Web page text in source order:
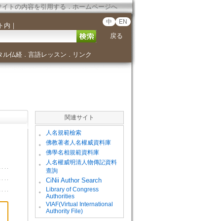
イトの内容を引用する．ホームページへ
内 ｜ 中 EN
戻る
ル仏経． 言語レッスン ． リンク
関連サイト
。 人名規範檢索
。 佛教著者人名權威資料庫
。 佛學名相規範資料庫
。
人名權威明清人物傳記資料
查詢
。
CiNii Author Search
。
Library of Congress
Authorities
。
VIAF(Virtual International
Authority File)